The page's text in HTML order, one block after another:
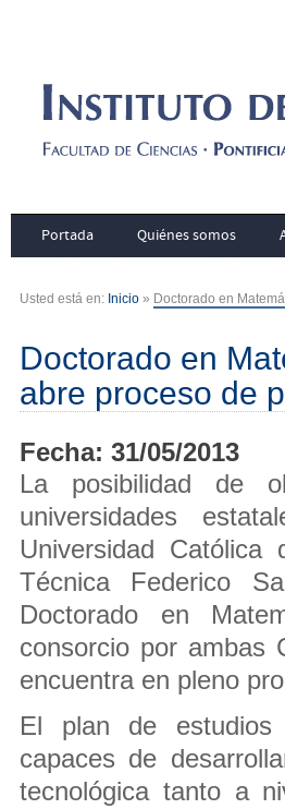
Portada Quiénes somos
Usted está en: Inicio » Doctorado en
Doctorado en
abre proceso de
Fecha: 31/05/2013
La posibilidad de
universidades
Universidad
Técnica Federico
Doctorado en
consorcio por ambas
encuentra en pleno
El plan de estudios
capaces de
tecnológica tanto a